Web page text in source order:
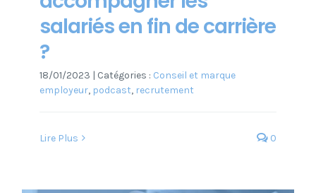
salariés en fin de carrière
?
18/01/2023 | Catégories : Conseil et marque
employeur, podcast, recrutement
Lire Plus 0